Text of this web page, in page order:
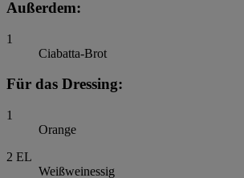
Außerdem:
1
Ciabatta-Brot
Für das Dressing:
1
Orange
2 EL
Weißweinessig